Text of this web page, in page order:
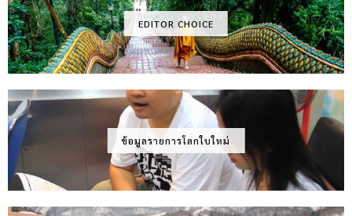
EDITOR CHOICE
ข้อมูลรายการโลกใบใหม่